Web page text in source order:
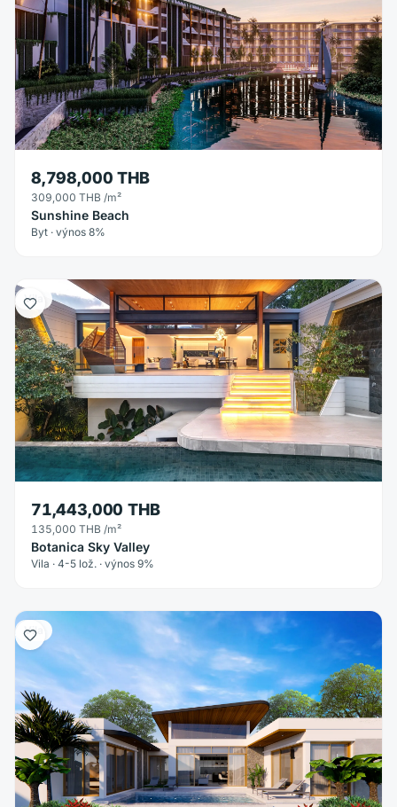
8,798,000 THB
309,000 THB /m²
Sunshine Beach
Byt · výnos 8%
Vila
71,443,000 THB
135,000 THB /m²
Botanica Sky Valley
Vila · 4-5 lož. · výnos 9%
Vila